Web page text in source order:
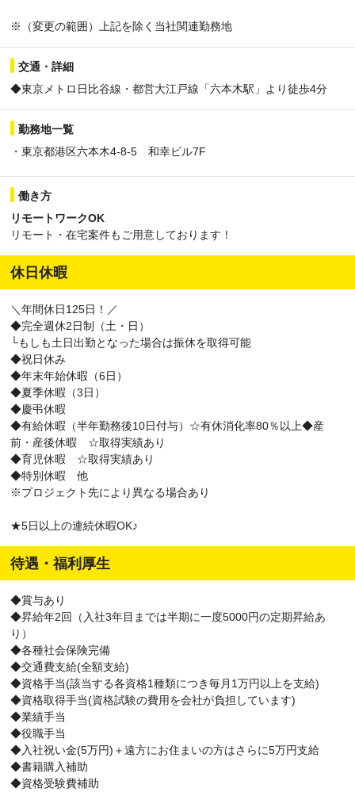
※（変更の範囲）上記を除く当社関連勤務地
交通・詳細
◆東京メトロ日比谷線・都営大江戸線「六本木駅」より徒歩4分
勤務地一覧
・東京都港区六本木4-8-5 和幸ビル7F
働き方
リモートワークOK
リモート・在宅案件もご用意しております！
休日休暇
＼年間休日125日！／
◆完全週休2日制（土・日）
└もしも土日出勤となった場合は振休を取得可能
◆祝日休み
◆年末年始休暇（6日）
◆夏季休暇（3日）
◆慶弔休暇
◆有給休暇（半年勤務後10日付与）☆有休消化率80％以上◆産
前・産後休暇 ☆取得実績あり
◆育児休暇 ☆取得実績あり
◆特別休暇 他
※プロジェクト先により異なる場合あり
★5日以上の連続休暇OK♪
待遇・福利厚生
◆賞与あり
◆昇給年2回（入社3年目までは半期に一度5000円の定期昇給あ
り）
◆各種社会保険完備
◆交通費支給(全額支給)
◆資格手当(該当する各資格1種類につき毎月1万円以上を支給)
◆資格取得手当(資格試験の費用を会社が負担しています)
◆業績手当
◆役職手当
◆入社祝い金(5万円)＋遠方にお住まいの方はさらに5万円支給
◆書籍購入補助
◆資格受験費補助